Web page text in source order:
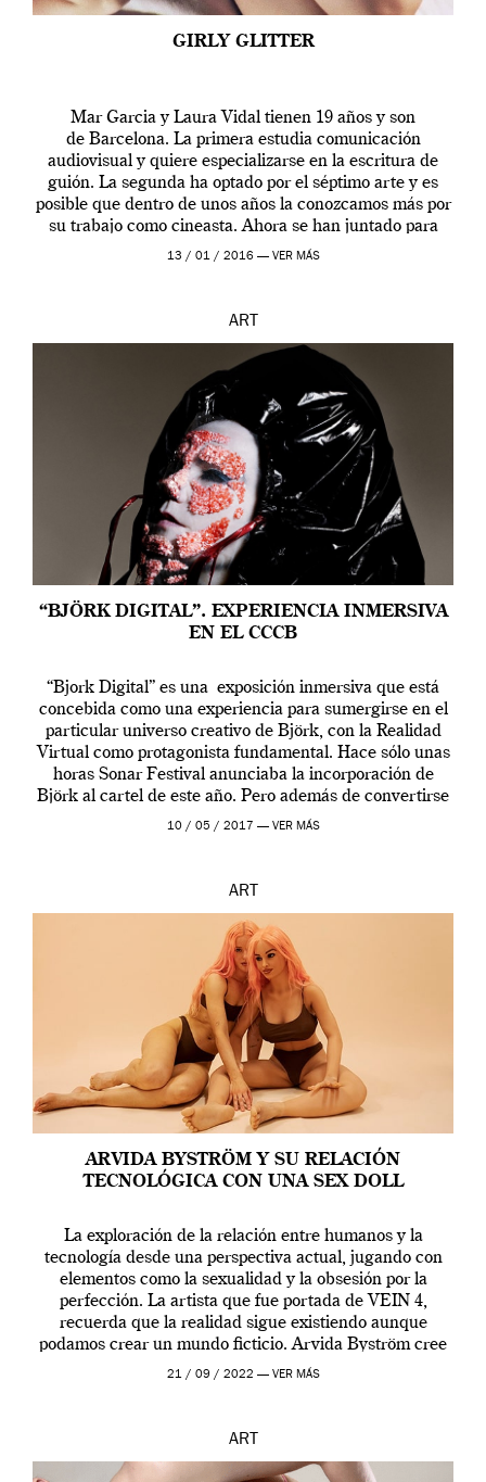
GIRLY GLITTER
Mar Garcia y Laura Vidal tienen 19 años y son
de Barcelona. La primera estudia comunicación
audiovisual y quiere especializarse en la escritura de
guión. La segunda ha optado por el séptimo arte y es
posible que dentro de unos años la conozcamos más por
su trabajo como cineasta. Ahora se han juntado para
contarnos una […]
13 / 01 / 2016 — VER MÁS
ART
“BJÖRK DIGITAL”. EXPERIENCIA INMERSIVA
EN EL CCCB
“Bjork Digital” es una exposición inmersiva que está
concebida como una experiencia para sumergirse en el
particular universo creativo de Björk, con la Realidad
Virtual como protagonista fundamental. Hace sólo unas
horas Sonar Festival anunciaba la incorporación de
Björk al cartel de este año. Pero además de convertirse
en una de las actuaciones más relevantes […]
10 / 05 / 2017 — VER MÁS
ART
ARVIDA BYSTRÖM Y SU RELACIÓN
TECNOLÓGICA CON UNA SEX DOLL
La exploración de la relación entre humanos y la
tecnología desde una perspectiva actual, jugando con
elementos como la sexualidad y la obsesión por la
perfección. La artista que fue portada de VEIN 4,
recuerda que la realidad sigue existiendo aunque
podamos crear un mundo ficticio. Arvida Byström cree
que los humanos tienen un complejo […]
21 / 09 / 2022 — VER MÁS
ART